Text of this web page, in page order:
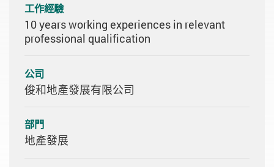
工作經驗
10 years working experiences in relevant
professional qualification
公司
俊和地產發展有限公司
部門
地產發展